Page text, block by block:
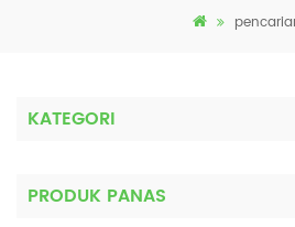
KATEGORI
PRODUK PANAS